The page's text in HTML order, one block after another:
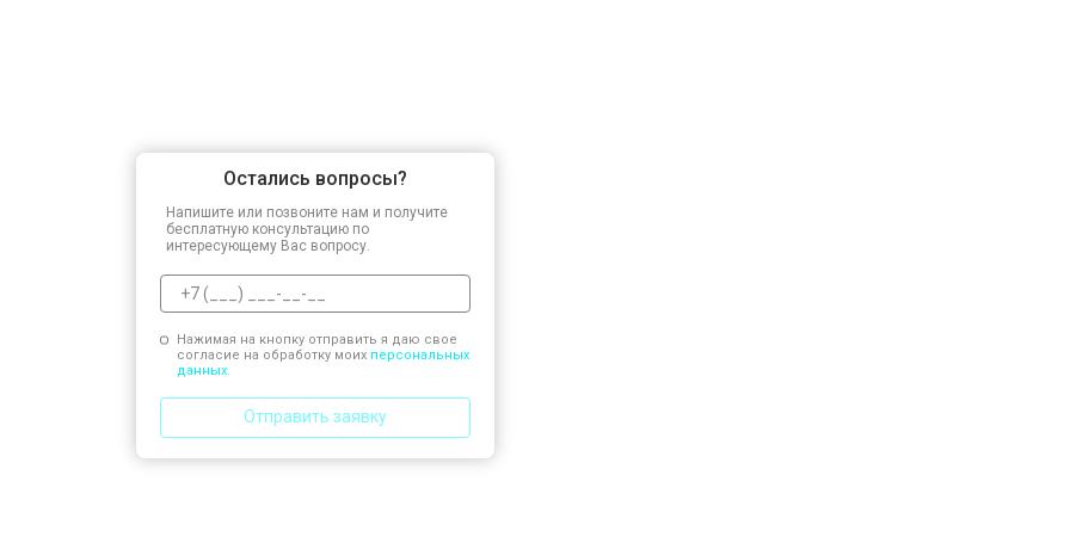
Остались вопросы?
Напишите или позвоните нам и получите
бесплатную консультацию по
интересующему Вас вопросу.
Нажимая на кнопку отправить я даю свое
согласие на обработку моих персональных
данных.
Отправить заявку